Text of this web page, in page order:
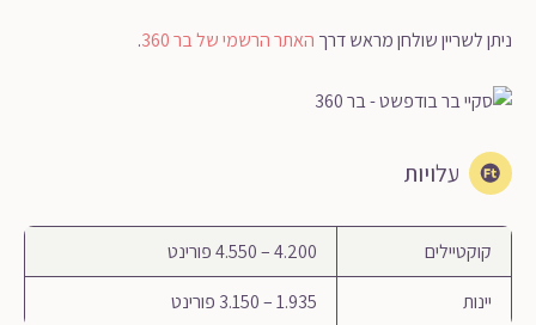
ניתן לשריין שולחן מראש דרך האתר הרשמי של בר 360 .
עלויות
קוקטיילים
4.200 – 4.550 פורינט
יינות
1.935 – 3.150 פורינט